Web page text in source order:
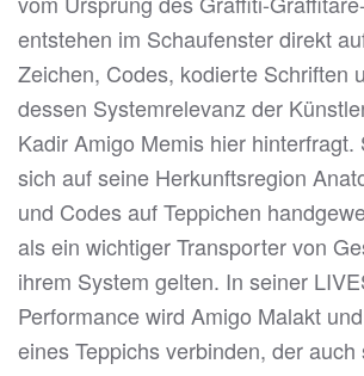
entstehen im Schaufenster direkt
Zeichen, Codes, kodierte Schriften
dessen Systemrelevanz der
Kadir Amigo Memis hier hinterfragt.
sich auf seine Herkunftsregion
und Codes auf Teppichen
als ein wichtiger Transporter von
ihrem System gelten. In seiner
Performance wird Amigo Malakt
eines Teppichs verbinden, der